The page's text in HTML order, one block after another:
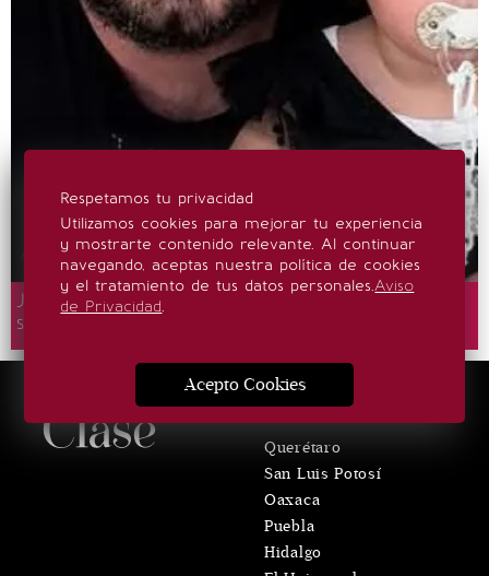
José Eduardo Derbez comparte nueva foto de
su hija en medio de rumores de separación
Respetamos tu privacidad
Utilizamos cookies para mejorar tu experiencia
y mostrarte contenido relevante. Al continuar
navegando, aceptas nuestra política de cookies
y el tratamiento de tus datos personales.Aviso
de Privacidad.
Acepto Cookies
LOCALES
Querétaro
San Luis Potosí
Oaxaca
Puebla
Hidalgo